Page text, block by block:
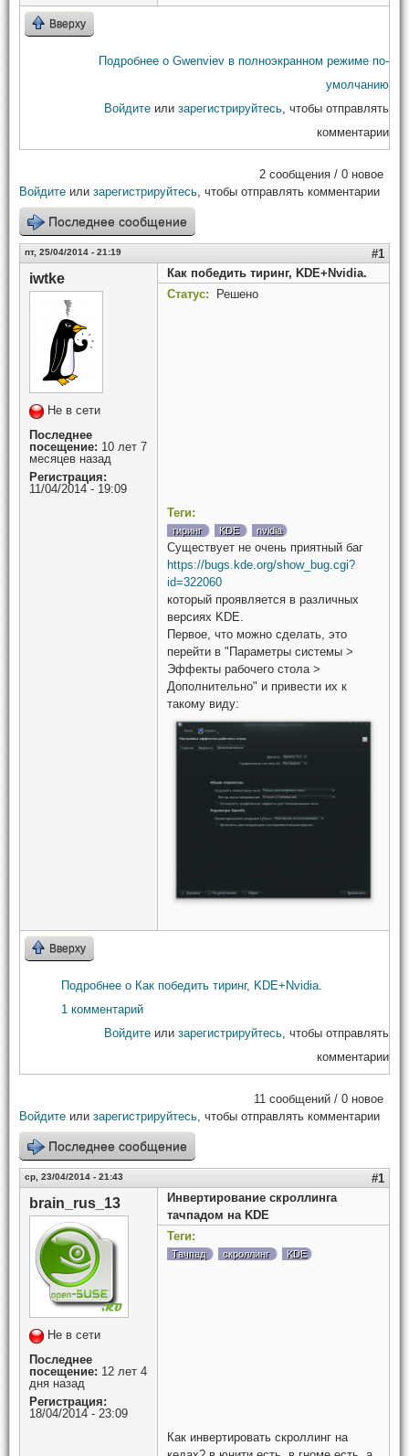
Вверху
Подробнее о Gwenviev в полноэкранном режиме по-
умолчанию
Войдите или зарегистрируйтесь , чтобы отправлять
комментарии
2 сообщения / 0 новое
Войдите или зарегистрируйтесь , чтобы отправлять комментарии
Последнее сообщение
пт, 25/04/2014 - 21:19 #1
iwtke
Не в сети
Последнее
посещение: 10 лет 7
месяцев назад
Регистрация:
11/04/2014 - 19:09
Как победить тиринг, KDE+Nvidia.
Статус:
Решено
Теги:
тиринг KDE nvidia
Существует не очень приятный баг
https://bugs.kde.org/show_bug.cgi?
id=322060
который проявляется в различных
версиях KDE.
Первое, что можно сделать, это
перейти в "Параметры системы >
Эффекты рабочего стола >
Дополнительно" и привести их к
такому виду:
Вверху
Подробнее о Как победить тиринг, KDE+Nvidia.
1 комментарий
Войдите или зарегистрируйтесь , чтобы отправлять
комментарии
11 сообщений / 0 новое
Войдите или зарегистрируйтесь , чтобы отправлять комментарии
Последнее сообщение
ср, 23/04/2014 - 21:43 #1
brain_rus_13
Не в сети
Последнее
посещение: 12 лет 4
дня назад
Регистрация:
18/04/2014 - 23:09
Инвертирование скроллинга
тачпадом на KDE
Теги:
Тачпад скроллинг KDE
Как инвертировать скроллинг на